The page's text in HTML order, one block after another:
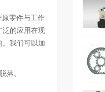
零件与工作
的应用在现
我们可以加
。